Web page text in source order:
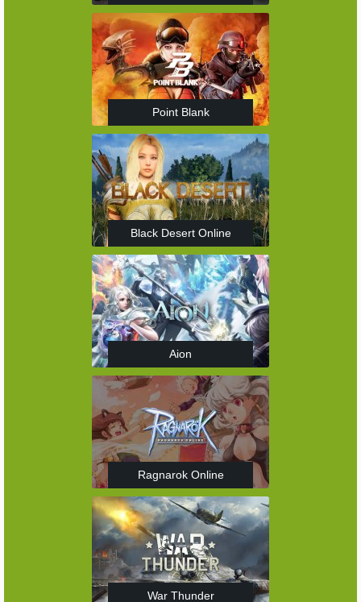
Point Blank
Black Desert Online
Aion
Ragnarok Online
War Thunder